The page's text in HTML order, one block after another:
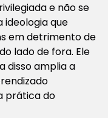
e não se
ideologia que
em detrimento de
lado de fora. Ele
disso amplia a
prática do